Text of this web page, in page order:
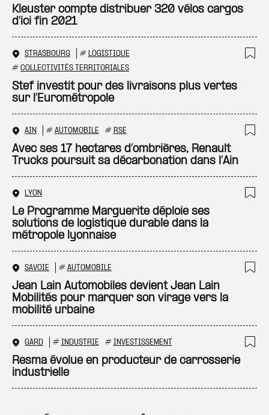
Kleuster compte distribuer 320 vélos cargos
d'ici fin 2021
STRASBOURG # LOGISTIQUE
# COLLECTIVITÉS TERRITORIALES
Stef investit pour des livraisons plus vertes
sur l’Eurométropole
AIN # AUTOMOBILE # RSE
Avec ses 17 hectares d’ombrières, Renault
Trucks poursuit sa décarbonation dans l’Ain
LYON
Le Programme Marguerite déploie ses
solutions de logistique durable dans la
métropole lyonnaise
SAVOIE # AUTOMOBILE
Jean Lain Automobiles devient Jean Lain
Mobilités pour marquer son virage vers la
mobilité urbaine
GARD # INDUSTRIE # INVESTISSEMENT
Resma évolue en producteur de carrosserie
industrielle